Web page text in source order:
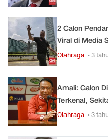
2 Calon
Viral di Media
Olahraga • 3
Amali: Calon
Terkenal,
Olahraga • 3